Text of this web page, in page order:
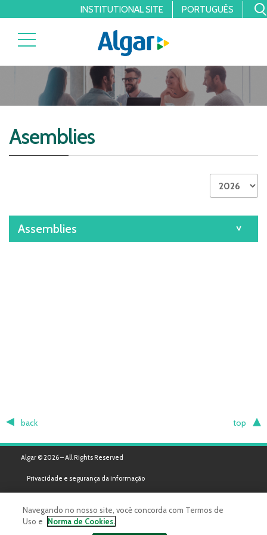
INSTITUTIONAL SITE PORTUGUÊS
Asemblies
Assemblies
back top
Algar © 2026 – All Rights Reserved
Privacidade e segurança da informação
Navegando no nosso site, você concorda com Termos de
Uso e
Norma de Cookies.